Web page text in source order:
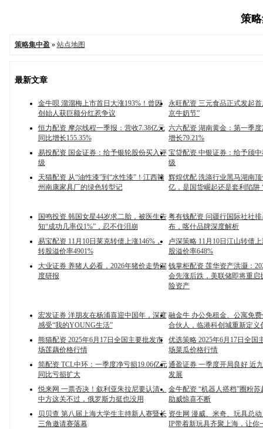
策
策略集中盈 » 站点地图
最新文章
金牛呗 溜溜梅上市首日大涨193%！曾因
创始人获巨额分红惹争议
永旺配资 三元食品正式发起
京牛奶节”
恒力配资 摩尔线程一季报：营收7.38亿元
同比增长155.35%
六六配资 湖南黄金：第一季
增长79.21%
易投配资 国金证券：给予银轮股份买入评
级
宝贷配资 中银证券：给予颀
级
天猫配资 从“油性漆”到“水性漆”！江西赣
州南康家具厂的绿色转型记
辉煌优配 洗涤行业黑马湖南
亿，是国货崛起还是套利陷阱
国鸣投资 韩国女星44岁求二胎，被医生告
知“成功几率仅1%”，忍不住泪崩
粤有钱配资 问疆行国际社社
布，喀什品牌深度解析
易宝配资 11月10日莱克转债上涨146%，
转股溢价率4901%
卢深策略 11月10日江山转债
股溢价率648%
大业证券 养猪人必看，2026年猪价走势深
度研报
钱掌柜配资 莲华资产洪灏：
会先涨后跌，美联储即将重启
险资产
宏发证券 洋朋友在杨浦喜迎中国年，深度
感受“我的YOUNG生活”
融金牛 办公免租金、公寓免
合伙人，临港科创城重新定义
熊猫配资 2025年6月17日全国主要批发市
场莲藕价格行情
优选策略 2025年6月17日全国
场菜瓜价格行情
简配资 TCL中环：一季度净亏损19.06亿元
同比亏损扩大
通盈证券 一季度开局良好 近
发展
悦来网 一票否决！叙利亚朱拉尼要认清，
中方这关不过，俄罗斯力挺也没用
金牛配资 “机器人搭档”圈粉
助威惊喜不断
贝贝查 第八届上海大学生主持新人赛暨长
三角邀请赛落幕
资生网 漫威、米奇、玩具总
IP带着新玩具齐聚上海，让你